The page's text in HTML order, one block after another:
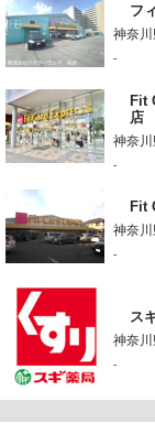
フ
神奈
-
Fit
店
神奈
-
Fit
神奈
-
ス
神奈
-